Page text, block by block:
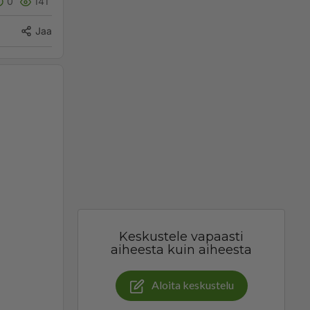
Jaa
Keskustele vapaasti
aiheesta kuin aiheesta
Aloita keskustelu